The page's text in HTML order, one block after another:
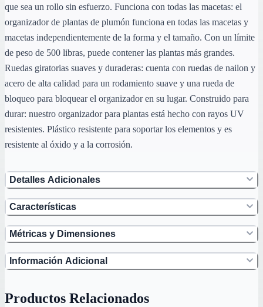
que sea un rollo sin esfuerzo. Funciona con todas las macetas: el
organizador de plantas de plumón funciona en todas las macetas y
macetas independientemente de la forma y el tamaño. Con un límite
de peso de 500 libras, puede contener las plantas más grandes.
Ruedas giratorias suaves y duraderas: cuenta con ruedas de nailon y
acero de alta calidad para un rodamiento suave y una rueda de
bloqueo para bloquear el organizador en su lugar. Construido para
durar: nuestro organizador para plantas está hecho con rayos UV
resistentes. Plástico resistente para soportar los elementos y es
resistente al óxido y a la corrosión.
Detalles Adicionales
Características
Métricas y Dimensiones
Información Adicional
Productos Relacionados